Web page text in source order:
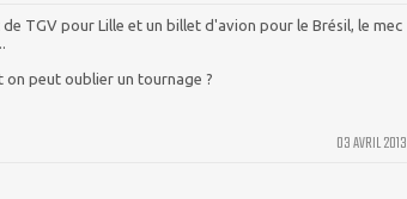
TGV pour Lille et un billet d'avion pour le Brésil, le mec
on peut oublier un tournage ?
03 AVRIL 2013